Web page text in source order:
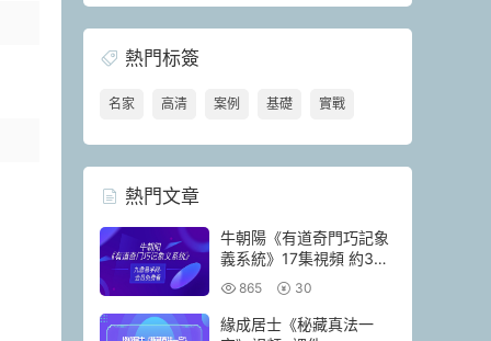
熱門标簽
名家 高清 案例 基礎 實戰
熱門文章
牛朝陽《有道奇門巧記象
義系統》17集視頻 約3小
時 865 30
緣成居士《秘藏真法一